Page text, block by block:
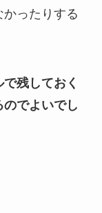
ったりする
残しておく
でよいでし